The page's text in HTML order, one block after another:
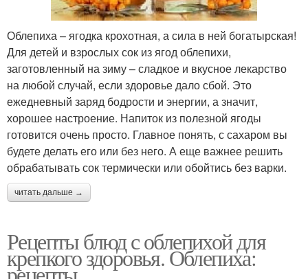
Облепиха – ягодка крохотная, а сила в ней богатырская!
Для детей и взрослых сок из ягод облепихи,
заготовленный на зиму – сладкое и вкусное лекарство
на любой случай, если здоровье дало сбой. Это
ежедневный заряд бодрости и энергии, а значит,
хорошее настроение. Напиток из полезной ягоды
готовится очень просто. Главное понять, с сахаром вы
будете делать его или без него. А еще важнее решить
обрабатывать сок термически или обойтись без варки.
читать дальше →
Рецепты блюд с облепихой для
крепкого здоровья. Облепиха: